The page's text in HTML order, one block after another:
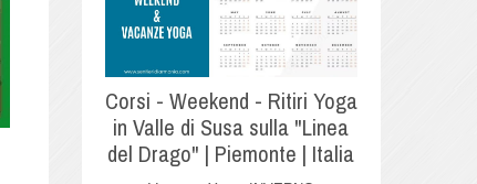
Corsi - Weekend - Ritiri Yoga
in Valle di Susa sulla "Linea
del Drago" | Piemonte | Italia